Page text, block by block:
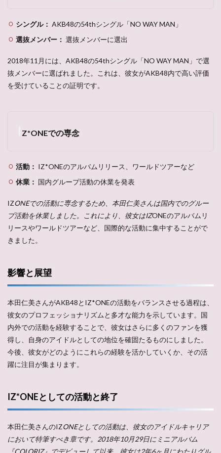
シングル： AKB48の54thシングル「NO WAY MAN」
選抜メンバー： 選抜メンバーに選出
2018年11月には、AKB48の54thシングル「NO WAY MAN」で選
抜メンバーに選ばれました。これは、彼女がAKB48内で高い評価
を受けていることの証明です。
Z*ONEでの専念
活動： IZ*ONEのアルバムリリース、ワールドツアーなど
休業： 国内グループ活動の休業を発表
IZONEでの活動に専念するため、本田仁美さんは国内でのグルー
プ活動を休業しました。これにより、彼女はIZONEのアルバムリ
リースやワールドツアーなど、国際的な活動に集中することがで
きました。
影響と展望
本田仁美さんがAKB48とIZ*ONEの活動をバランスさせる過程は、
彼女のプロフェッショナリズムと多才な能力を示しています。国
内外での活動を経験することで、彼女はさらに多くのファンを獲
得し、自身のアイドルとしての地位を確固たるものにしました。
今後、彼女がどのようにこれらの経験を活かしていくか、その活
躍に注目が集まります。
IZ*ONEとしての活動と終了
本田仁美さんのIZONEとしての活動は、彼女のアイドルキャリア
において特筆すべき章です。2018年10月29日にミニアルバム
『COLORIZ』でデビューして以来、彼女は2年6ヶ月にわたりグル